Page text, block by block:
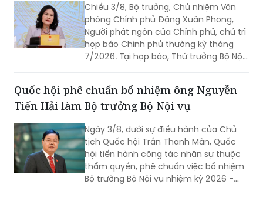
Chiều 3/8, Bộ trưởng, Chủ nhiệm Văn
phòng Chính phủ Đặng Xuân Phong,
Người phát ngôn của Chính phủ, chủ trì
họp báo Chính phủ thường kỳ tháng
7/2026. Tại họp báo, Thứ trưởng Bộ Nội
toàn quốc.
Quốc hội phê chuẩn bổ nhiệm ông Nguyễn
Tiến Hải làm Bộ trưởng Bộ Nội vụ
Ngày 3/8, dưới sự điều hành của Chủ
tịch Quốc hội Trần Thanh Mẫn, Quốc
hội tiến hành công tác nhân sự thuộc
thẩm quyền, phê chuẩn việc bổ nhiệm
Bộ trưởng Bộ Nội vụ nhiệm kỳ 2026 -